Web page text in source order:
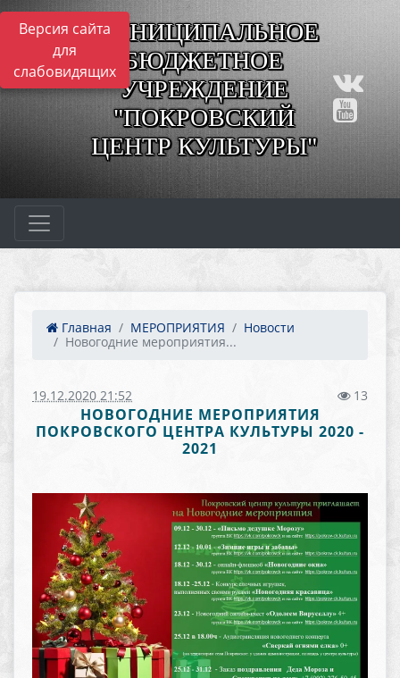
Версия сайта
для
слабовидящих
МУНИЦИПАЛЬНОЕ
БЮДЖЕТНОЕ
УЧРЕЖДЕНИЕ
"ПОКРОВСКИЙ
ЦЕНТР КУЛЬТУРЫ"
Главная МЕРОПРИЯТИЯ
Новости
Новогодние мероприятия...
19.12.2020 21:52 13
НОВОГОДНИЕ МЕРОПРИЯТИЯ
ПОКРОВСКОГО ЦЕНТРА КУЛЬТУРЫ 2020 -
2021